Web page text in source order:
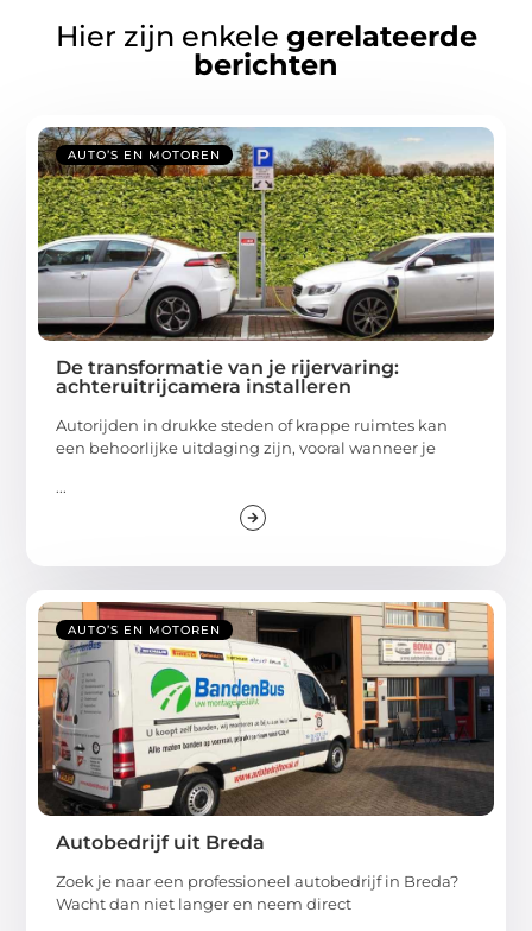
Hier zijn enkele gerelateerde
berichten
AUTO’S EN MOTOREN
De transformatie van je rijervaring:
achteruitrijcamera installeren
Autorijden in drukke steden of krappe ruimtes kan
een behoorlijke uitdaging zijn, vooral wanneer je
...
AUTO’S EN MOTOREN
Autobedrijf uit Breda
Zoek je naar een professioneel autobedrijf in Breda?
Wacht dan niet langer en neem direct